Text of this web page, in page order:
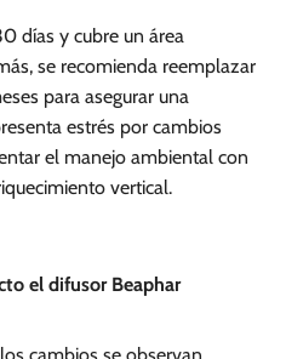
días y cubre un área
se recomienda reemplazar
para asegurar una
estrés por cambios
el manejo ambiental con
vertical.
el difusor Beaphar